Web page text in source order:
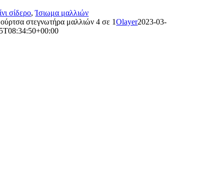
σίδερο,Ίσιωμα μαλλιών
στεγνωτήρα μαλλιών 4 σε 1Olayer2023-03-